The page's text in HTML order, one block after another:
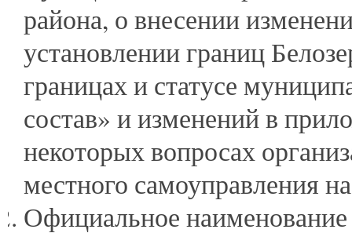
района, о внесении
установлении границ
границах и статусе
состав» и изменений в
некоторых вопросах
местного самоуправления
Официальное